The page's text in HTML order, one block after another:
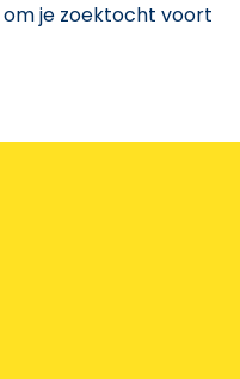
om je zoektocht voort